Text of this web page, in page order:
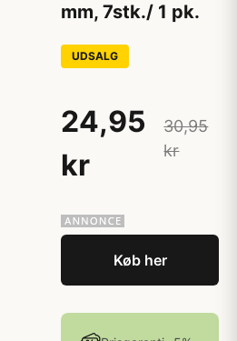
mm, 7stk./ 1 pk.
UDSALG
24,95
kr
30,95
kr
Køb her